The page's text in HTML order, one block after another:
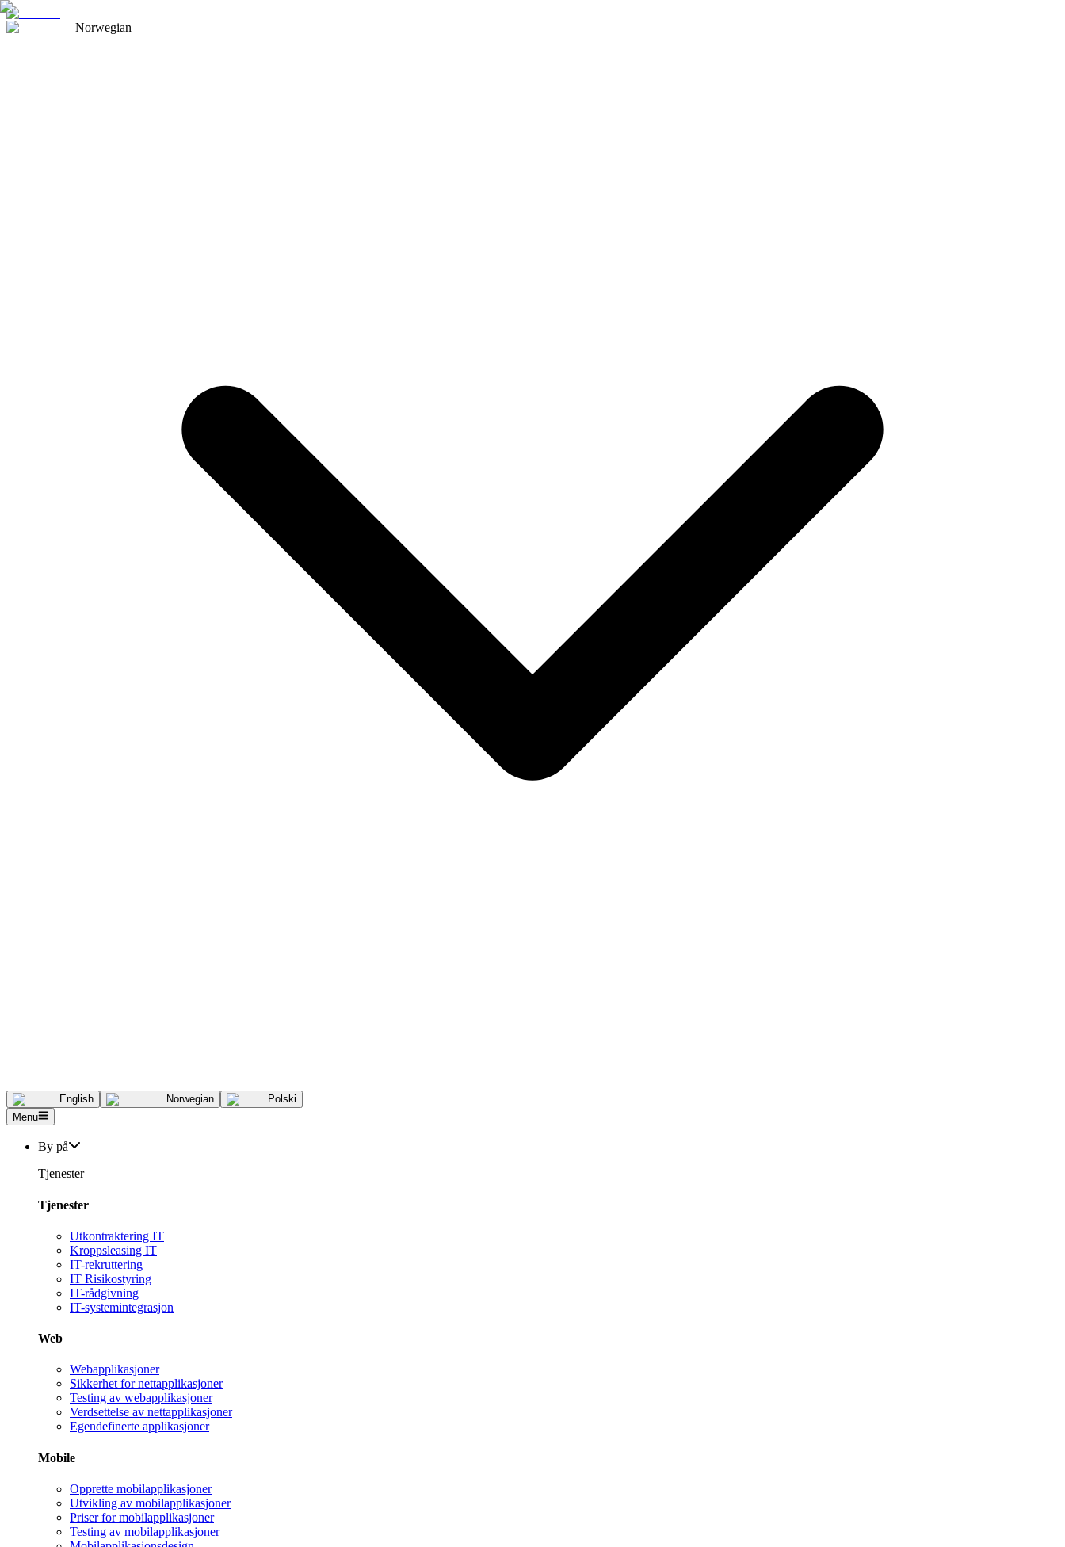
Norwegian
English Norwegian
Polski
Menu
By på
Tjenester
Tjenester
Utkontraktering IT
Kroppsleasing IT
IT-rekruttering
IT Risikostyring
IT-rådgivning
IT-systemintegrasjon
Web
Webapplikasjoner
Sikkerhet for nettapplikasjoner
Testing av webapplikasjoner
Verdsettelse av nettapplikasjoner
Egendefinerte applikasjoner
Mobile
Opprette mobilapplikasjoner
Utvikling av mobilapplikasjoner
Priser for mobilapplikasjoner
Testing av mobilapplikasjoner